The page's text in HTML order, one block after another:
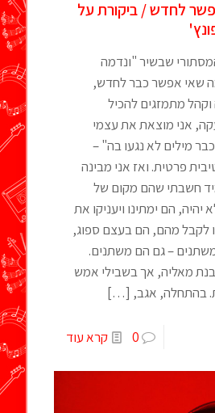
לחדש / ביקורת על
שבשיר "ונדמה
שאי אפשר כבר לחדש,
מתמזגים להכיל
אני מוצאת את עצמי
מילים לא נגעו בה" –
פרטית. ואז אני מבינה
חשבתי שהם מקום של
הם ימתינו ויעניקו את
לקבל מהם, הם בעצם ספוג,
– גם הם משתנים.
מאליה, אך בשבילי אמש
בהתחלה, אגב, […]
0 קרא עוד